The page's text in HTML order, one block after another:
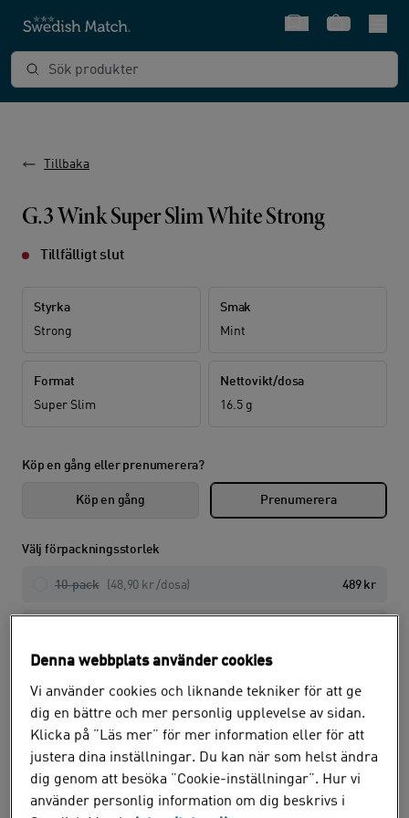
SnabbvalVarukorg
Sök produkter
Tillbaka
G.3 Wink Super Slim White Strong
Tillfälligt slut
Styrka
Strong
Smak
Mint
Format
Super Slim
Nettovikt/dosa
16.5 g
Köp en gång eller prenumerera?
Köp en gång Prenumerera
Välj förpackningsstorlek
10-pack (48,90 kr /dosa 489 kr
(46,46 kr /
Bevaka produkt
Denna webbplats använder cookies
Vi använder cookies och liknande tekniker för att ge
dig en bättre och mer personlig upplevelse av sidan.
Klicka på ”Läs mer” för mer information eller för att
justera dina inställningar. Du kan när som helst ändra
dig genom att besöka ”Cookie-inställningar”. Hur vi
använder personlig information om dig beskrivs i